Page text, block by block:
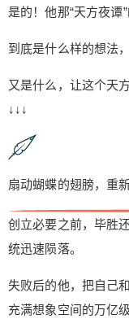
是的！他那“天方夜谭
到底是什么样的想法
又是什么，让这个天
↓↓↓
扇动蝴蝶的翅膀，重
创立必要之前，毕胜
统迅速陨落。
失败后的他，把自己
充满想象空间的万亿级
作。 要用高质
的模式着迷了，
库存顽疾。 零售
被必要“破了局”
必要并不是一家
据、云计算、人
造，与卖货形成
仅仅上线一年时
的电商APP，必
三，购物排行榜
丹等国际大牌原
液、香水、洗浴